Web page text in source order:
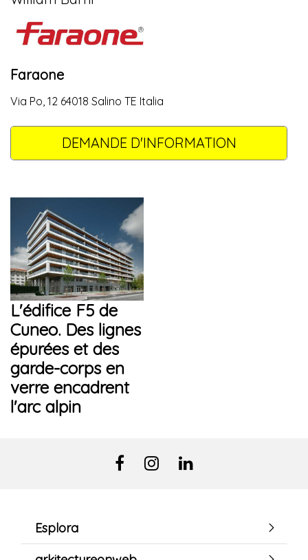
Faraone
Via Po, 12 64018 Salino TE Italia
DEMANDE D'INFORMATION
L'édifice F5 de
Cuneo. Des lignes
épurées et des
garde-corps en
verre encadrent
l'arc alpin
Esplora